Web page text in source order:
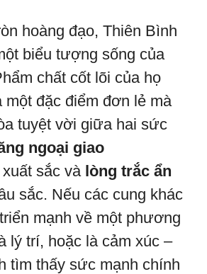
hoàng đạo, Thiên Bình
biểu tượng sống của
chất cốt lõi của họ
một đặc điểm đơn lẻ mà
tuyệt vời giữa hai sức
ngoại giao
xuất sắc và lòng trắc ẩn
sắc. Nếu các cung khác
mạnh về một phương
lý trí, hoặc là cảm xúc –
tìm thấy sức mạnh chính